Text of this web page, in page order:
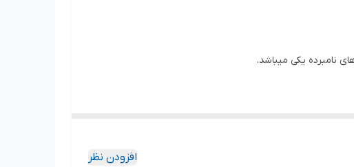
نامبرده یکی میباشد.
افزودن نظر